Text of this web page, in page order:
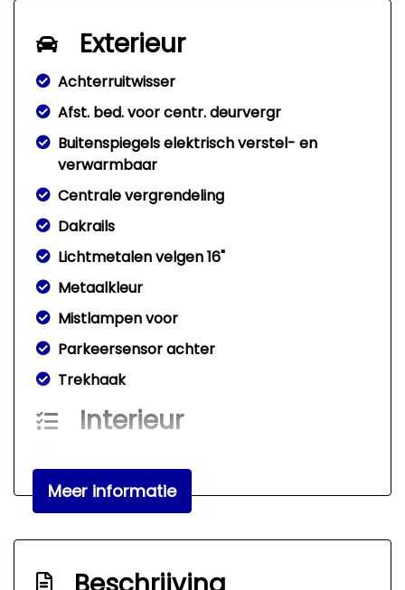
Exterieur
Achterruitwisser
Afst. bed. voor centr. deurvergr
Buitenspiegels elektrisch verstel- en
verwarmbaar
Centrale vergrendeling
Dakrails
Lichtmetalen velgen 16"
Metaalkleur
Mistlampen voor
Parkeersensor achter
Trekhaak
Interieur
Armsteun voor
Binnenspiegel automatisch dimmend
Elektrische ramen voor
Meer informatie